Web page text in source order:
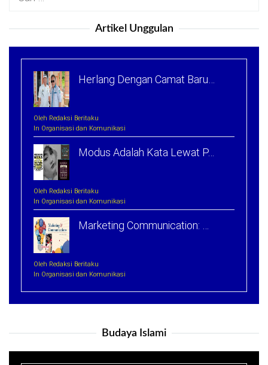
Artikel Unggulan
Herlang Dengan Camat Baru…
Oleh Redaksi Beritaku
In Organisasi dan Komunikasi
Modus Adalah Kata Lewat P…
Oleh Redaksi Beritaku
In Organisasi dan Komunikasi
Marketing Communication: …
Oleh Redaksi Beritaku
In Organisasi dan Komunikasi
Budaya Islami